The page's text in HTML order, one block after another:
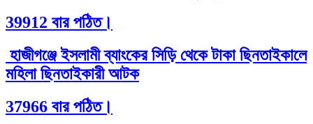
39912 বার পঠিত।
হাজীগঞ্জে ইসলামী ব্যাংকের সিড়ি থেকে টাকা ছিনতাইকালে
মহিলা ছিনতাইকারী আটক
37966 বার পঠিত।